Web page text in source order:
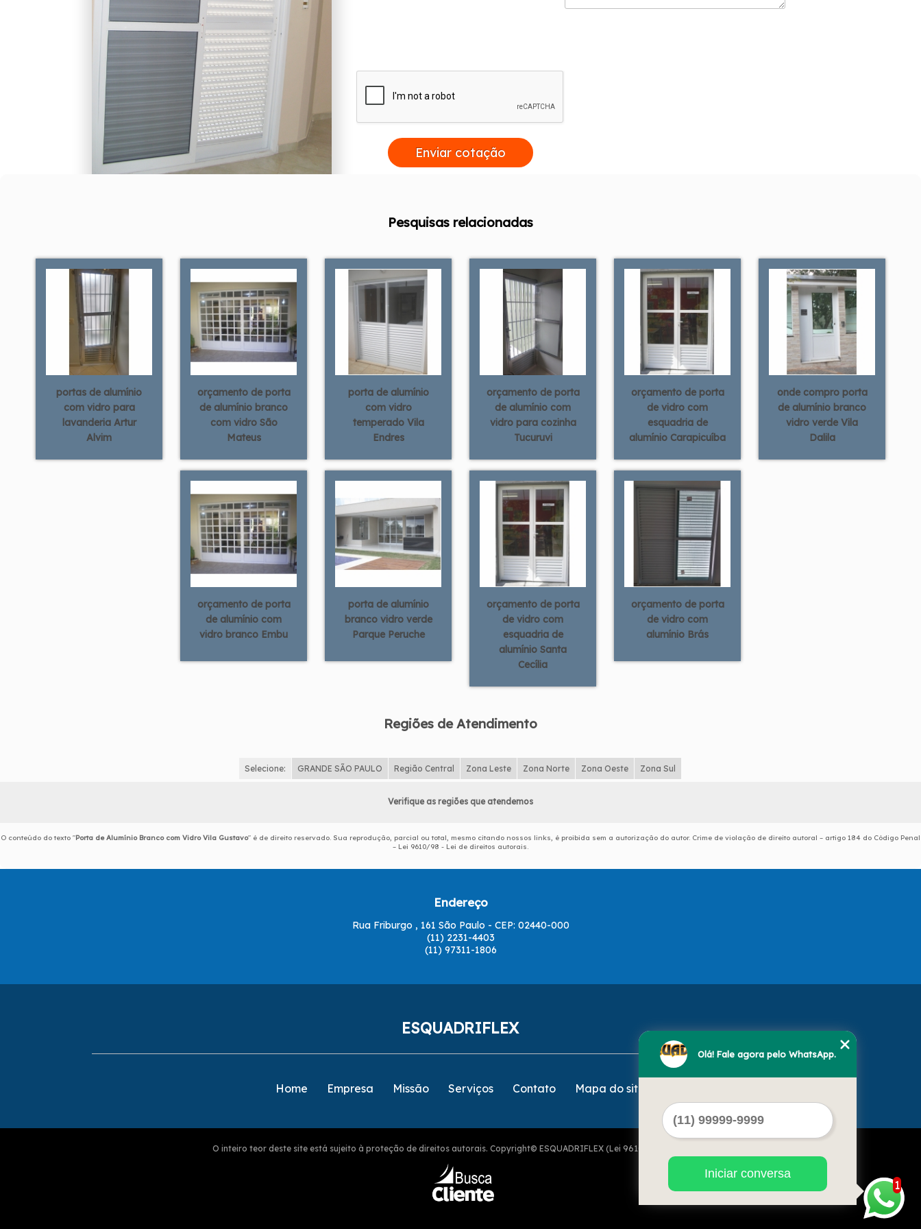
Enviar cotação
Pesquisas relacionadas
portas de alumínio
com vidro para
lavanderia Artur
Alvim
orçamento de porta
de alumínio branco
com vidro São
Mateus
porta de alumínio
com vidro
temperado Vila
Endres
orçamento de porta
de alumínio com
vidro para cozinha
Tucuruvi
orçamento de porta
de vidro com
esquadria de
alumínio Carapicuíba
onde compro porta
de alumínio branco
vidro verde Vila
Dalila
orçamento de porta
de alumínio com
vidro branco Embu
porta de alumínio
branco vidro verde
Parque Peruche
orçamento de porta
de vidro com
esquadria de
alumínio Santa
Cecília
orçamento de porta
de vidro com
alumínio Brás
Regiões de Atendimento
Selecione: GRANDE SÃO PAULO Região Central Zona Leste Zona Norte Zona Oeste Zona Sul
Verifique as regiões que atendemos
O conteúdo do texto "Porta de Alumínio Branco com Vidro Vila Gustavo" é de direito reservado. Sua reprodução, parcial ou total, mesmo citando nossos links, é proibida sem a autorização do autor. Crime de violação de direito autoral – artigo 184 do Código Penal
– Lei 9610/98 - Lei de direitos autorais.
Endereço
Rua Friburgo , 161 São Paulo - CEP: 02440-000
(11) 2231-4403
(11) 97311-1806
ESQUADRIFLEX
Home Empresa Missão Serviços Contato Mapa do site
O inteiro teor deste site está sujeito à proteção de direitos autorais. Copyright© ESQUADRIFLEX (Lei 9610 de 19/02/1998)
1
Olá! Fale agora pelo WhatsApp.
Iniciar conversa